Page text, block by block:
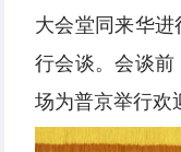
大会堂同来华
行会谈。会谈
场为普京举行欢